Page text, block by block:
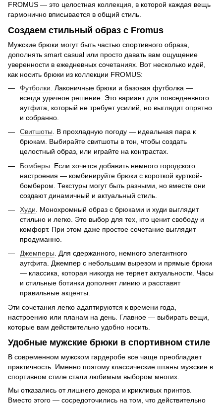
FROMUS — это целостная коллекция, в которой каждая вещь
гармонично вписывается в общий стиль.
Создаем стильный образ с Fromus
Мужские брюки могут быть частью спортивного образа,
дополнять smart casual или просто давать вам ощущение
уверенности в ежедневных сочетаниях. Вот несколько идей,
как носить брюки из коллекции FROMUS:
Футболки . Лаконичные брюки и базовая футболка —
всегда удачное решение. Это вариант для повседневного
аутфита, который не требует усилий, но выглядит опрятно
и собранно.
Свитшоты. В прохладную погоду — идеальная пара к
брюкам. Выбирайте свитшоты в тон, чтобы создать
целостный образ, или играйте на контрастах.
Бомберы . Если хочется добавить немного городского
настроения — комбинируйте брюки с короткой курткой-
бомбером. Текстуры могут быть разными, но вместе они
создают динамичный и актуальный стиль.
Худи . Монохромный образ с брюками и худи выглядит
стильно и легко. Это выбор для тех, кто ценит свободу и
комфорт. При этом даже простое сочетание выглядит
продуманно.
Джемперы. Для сдержанного, немного элегантного
аутфита. Джемпер с небольшим вырезом и прямые брюки
— классика, которая никогда не теряет актуальности. Часы
и стильные ботинки дополнят линию и расставят
правильные акценты.
Эти сочетания легко адаптируются к времени года,
настроению или планам на день. Главное — выбирать вещи,
которые вам действительно удобно носить.
Удобные мужские брюки в спортивном стиле
В современном мужском гардеробе все чаще преобладает
практичность. Именно поэтому классические штаны мужские в
спортивном стиле стали любимым выбором многих.
Мы отказались от лишнего декора и крикливых принтов.
Вместо этого — сосредоточились на том, что действительно